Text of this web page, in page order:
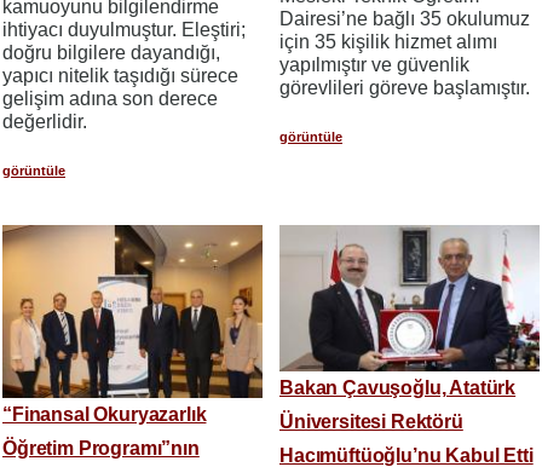
kamuoyunu bilgilendirme
ihtiyacı duyulmuştur. Eleştiri;
doğru bilgilere dayandığı,
yapıcı nitelik taşıdığı sürece
gelişim adına son derece
değerlidir.
görüntüle
Dairesi’ne bağlı 35 okulumuz
için 35 kişilik hizmet alımı
yapılmıştır ve güvenlik
görevlileri göreve başlamıştır.
görüntüle
“Finansal Okuryazarlık
Öğretim Programı”nın
Bakan Çavuşoğlu, Atatürk
Üniversitesi Rektörü
Hacımüftüoğlu’nu Kabul Etti